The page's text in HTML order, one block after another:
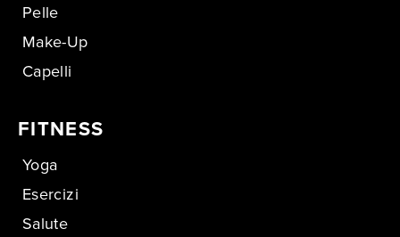
Pelle
Make-Up
Capelli
FITNESS
Yoga
Esercizi
Salute